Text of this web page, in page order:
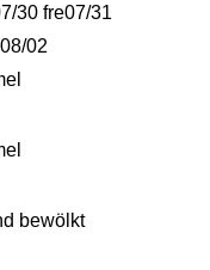
30 fre07/31
08/02